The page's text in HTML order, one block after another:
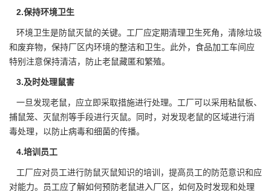
2.保持环境卫生
环境卫生是防鼠灭鼠的关键。工厂应定期清理卫生死角，清除垃圾
和废弃物，保持厂区内环境的整洁和卫生。此外，食品加工车间应
特别注意保持清洁，防止老鼠藏匿和繁殖。
3.及时处理鼠害
一旦发现老鼠，应立即采取措施进行处理。工厂可以采用粘鼠板、
捕鼠笼、灭鼠剂等手段进行灭鼠。同时，对发现老鼠的区域进行消
毒处理，以防止病毒和细菌的传播。
4.培训员工
工厂应对员工进行防鼠灭鼠知识的培训，提高员工的防范意识和应
对能力。员工应了解如何预防老鼠进入厂区，如何及时发现和处理